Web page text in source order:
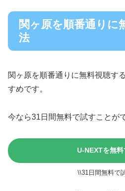
関ヶ原を順番通りに
法
関ヶ原を順番通りに無料視聴す
すめです。
今なら31日間無料で試すことが
U-NEXTを無
\\31日間無料で